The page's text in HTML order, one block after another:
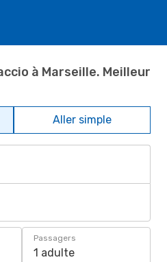
à Marseille. Meilleur
Aller simple
Passagers
1 adulte